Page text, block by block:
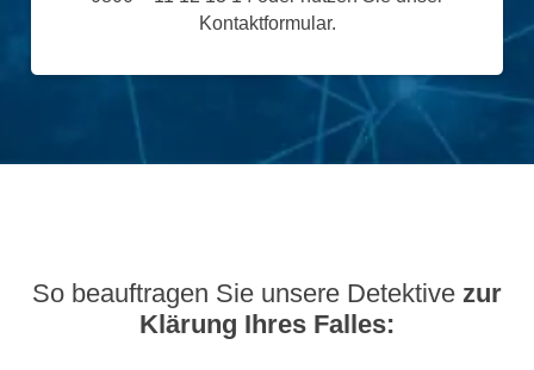
Kontaktformular.
So beauftragen Sie unsere Detektive zur
Klärung Ihres Falles: